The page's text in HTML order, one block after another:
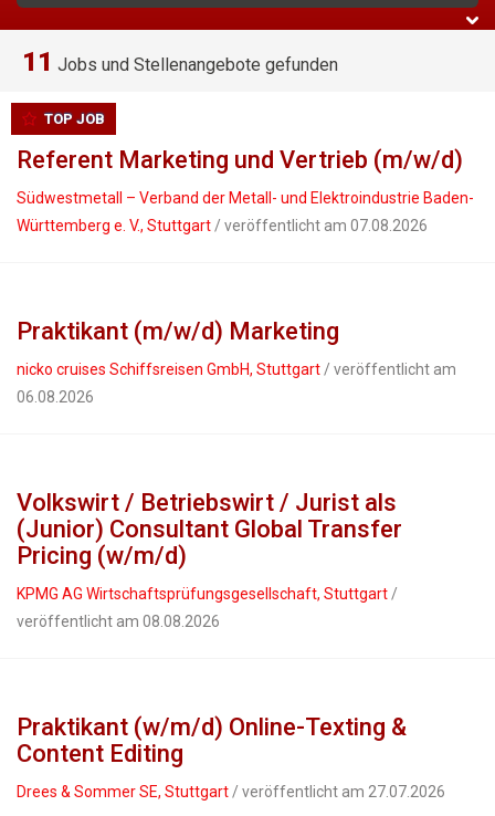
11 Jobs und Stellenangebote gefunden
Referent Marketing und Vertrieb (m/w/d)
Südwestmetall – Verband der Metall- und Elektroindustrie Baden-
Württemberg e. V., Stuttgart / veröffentlicht am 07.08.2026
TOP JOB
Praktikant (m/w/d) Marketing
nicko cruises Schiffsreisen GmbH, Stuttgart / veröffentlicht am
06.08.2026
Volkswirt / Betriebswirt / Jurist als
(Junior) Consultant Global Transfer
Pricing (w/m/d)
KPMG AG Wirtschaftsprüfungsgesellschaft, Stuttgart /
veröffentlicht am 08.08.2026
Praktikant (w/m/d) Online-Texting &
Content Editing
Drees & Sommer SE, Stuttgart / veröffentlicht am 27.07.2026